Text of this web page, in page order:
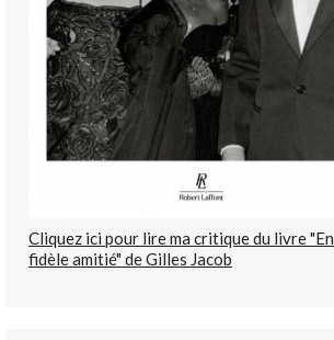
Cliquez ici pour lire ma critique du livre "En
fidèle amitié" de Gilles Jacob